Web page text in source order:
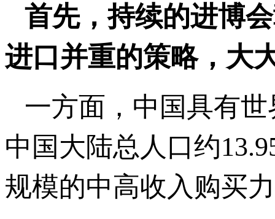
首先，持续的进博
进口并重的策略，大
一方面，中国具有
中国大陆总人口约
规模的中高收入购买